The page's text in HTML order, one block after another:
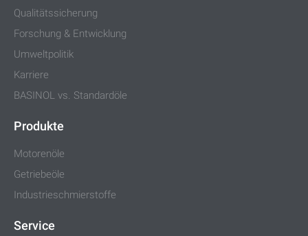
Qualitätssicherung
Forschung & Entwicklung
Umweltpolitik
Karriere
BASINOL vs. Standardöle
Produkte
Motorenöle
Getriebeöle
Industrieschmierstoffe
Service